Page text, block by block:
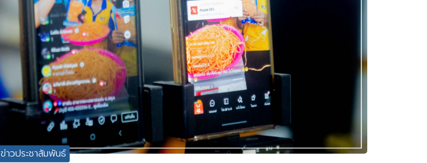
ข่าวประชาสัมพันธ์